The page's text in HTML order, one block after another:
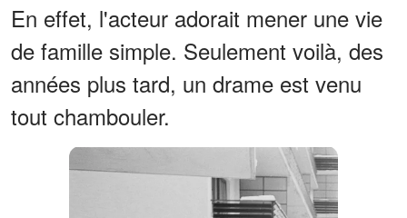
En effet, l'acteur adorait mener une vie
de famille simple. Seulement voilà, des
années plus tard, un drame est venu
tout chambouler.